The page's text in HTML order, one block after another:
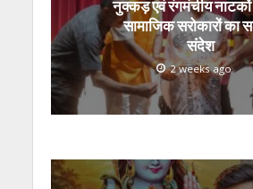
नुक्कड़ एवं रंगमंचीय नाटकों
सामाजिक सरोकारों का
संदेश
2 weeks ago